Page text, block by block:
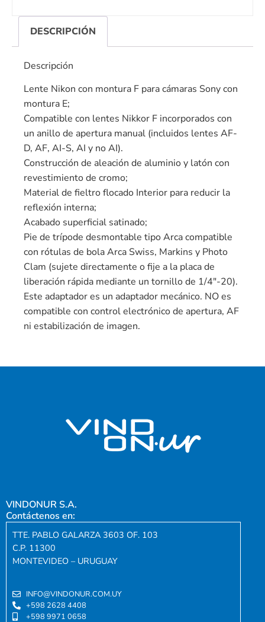
DESCRIPCIÓN
Descripción
Lente Nikon con montura F para cámaras Sony con
montura E;
Compatible con lentes Nikkor F incorporados con
un anillo de apertura manual (incluidos lentes AF-
D, AF, AI-S, AI y no AI).
Construcción de aleación de aluminio y latón con
revestimiento de cromo;
Material de fieltro flocado Interior para reducir la
reflexión interna;
Acabado superficial satinado;
Pie de trípode desmontable tipo Arca compatible
con rótulas de bola Arca Swiss, Markins y Photo
Clam (sujete directamente o fije a la placa de
liberación rápida mediante un tornillo de 1/4″-20).
Este adaptador es un adaptador mecánico. NO es
compatible con control electrónico de apertura, AF
ni estabilización de imagen.
VINDONUR S.A.
Contáctenos en:
TTE. PABLO GALARZA 3603 OF. 103
C.P. 11300
MONTEVIDEO – URUGUAY
INFO@VINDONUR.COM.UY
+598 2628 4408
+598 9971 0658